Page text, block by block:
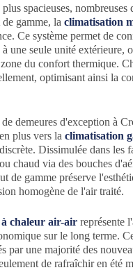
spacieuses, nombreuses
gamme, la climatisation
Ce système permet de
une seule unité extérieure,
du confort thermique.
optimisant ainsi la
demeures d'exception à
plus vers la climatisation
Dissimulée dans les
chaud via des bouches
de gamme préserve
homogène de l'air traité.
chaleur air-air représente
sur le long terme.
par une majorité des
de rafraîchir en été